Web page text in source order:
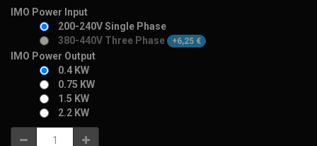
IMO Power Input
200-240V Single Phase
380-440V Three Phase
+6,25 €
IMO Power Output
0.4 KW
0.75 KW
1.5 KW
2.2 KW